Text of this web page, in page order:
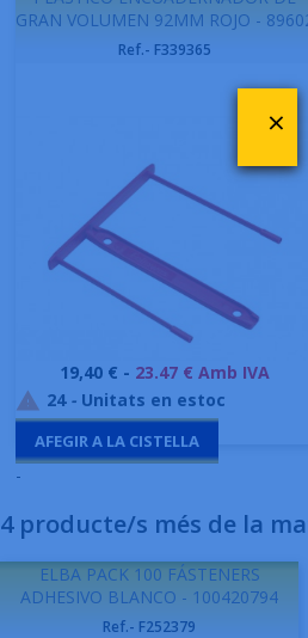
GRAN VOLUMEN 92MM ROJO -
Ref.- F339365
Preu
19,40 € - 23.47 € Amb IVA
 24- Unitats en estoc
AFEGIR A LA CISTELLA
-
4 producte/s més de la
ELBA PACK 100 FÁSTENERS
ADHESIVO BLANCO - 100420794
Ref.- F252379
×